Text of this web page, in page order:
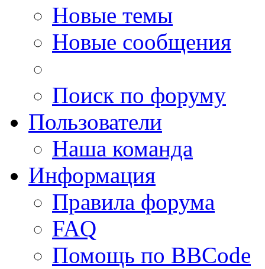
Новые темы
Новые сообщения
Поиск по форуму
Пользователи
Наша команда
Информация
Правила форума
FAQ
Помощь по BBCode